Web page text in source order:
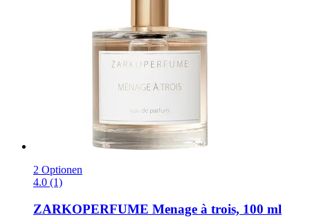
2 Optionen
4.0 (1)
ZARKOPERFUME Menage à trois, 100 ml